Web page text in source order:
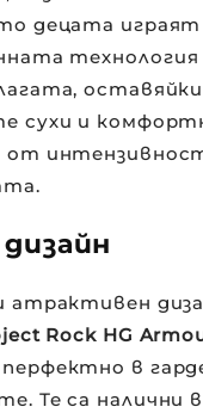
децата
технология
оставяйки
сухи и
от
атрактивен
Rock HG
в
Те са налични в